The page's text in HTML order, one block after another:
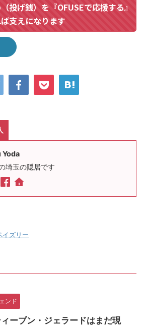
投げ銭）を『OFUSEで応援する』
支えになります
Yoda
埼玉の隠居です
イズリー
ンド
ーブン・ジェラードはまだ現